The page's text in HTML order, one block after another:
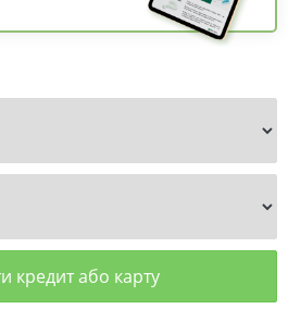
кредит або карту